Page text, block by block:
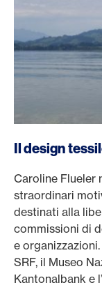
Il design
Caroline Flueler
straordinari
destinati alla
commissioni di
e
SRF, il Museo
Kantonalbank e